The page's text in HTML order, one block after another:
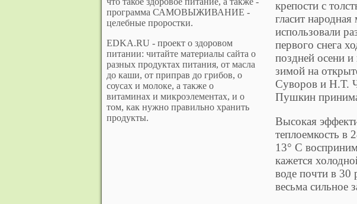
программа САМОВЫЖИВАНИЕ -
целебные проростки.
EDKA.RU - проект о здоровом
питании: читайте материалы сайта о
разных продуктах питания, от масла
до каши, от приправ до грибов, о
соусах и молоке, а также о
витаминах и микроэлементах, и о
том, как нужно правильно хранить
продукты.
крепости с
гласит
использовали
первого снега
поздней осени
зимой на
Суворов и Н.Т.
Пушкин
Высокая
теплоемкость в
13° С
кажется
воде почти в 30
весьма сильное